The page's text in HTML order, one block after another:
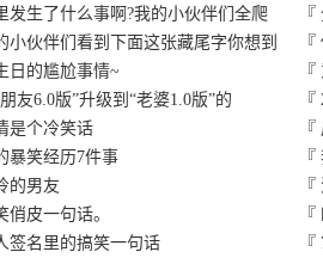
发生了什么事啊?我的小伙伴们全爬 『
小伙伴们看到下面这张藏尾字你想到 『
日的尴尬事情~ 『
友6.0版”升级到“老婆1.0版”的 『
是个冷笑话 『
暴笑经历7件事 『
的男友 『
俏皮一句话。 『
签名里的搞笑一句话 『